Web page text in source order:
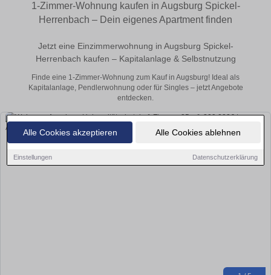
Alle Cookies akzeptieren Alle Cookies ablehnen
Einstellungen Datenschutzerklärung
1-Zimmer-Wohnung kaufen in Augsburg Spickel-
Herrenbach – Dein eigenes Apartment finden
Jetzt eine Einzimmerwohnung in Augsburg Spickel-
Herrenbach kaufen – Kapitalanlage & Selbstnutzung
Finde eine 1-Zimmer-Wohnung zum Kauf in Augsburg! Ideal als
Kapitalanlage, Pendlerwohnung oder für Singles – jetzt Angebote
entdecken.